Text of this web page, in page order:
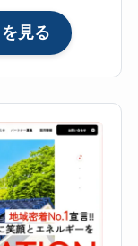
評
4.8【2026
年
最
新】
太
陽
光・
蓄
電
見る
株
式
会
社
フ
ォ
レ
ス
ト